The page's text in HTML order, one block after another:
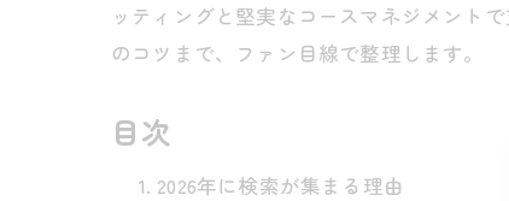
ッティングと堅実なコースマネジメント
のコツまで、ファン目線で整理します。
目次
2026年に検索が集まる理由